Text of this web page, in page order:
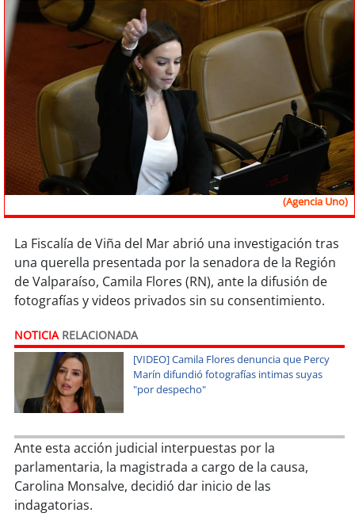
Economía
Deportes
Tecnología
Sostenibilidad
soy chile
soyiquique
soycalama
soycopiapó
soyvalparaíso
soyquillota
soysanantonio
soychillán
(Agencia Uno)
La Fiscalía de Viña del Mar abrió una investigación tras
una querella presentada por la senadora de la Región
de Valparaíso, Camila Flores (RN), ante la difusión de
fotografías y videos privados sin su consentimiento.
NOTICIARELACIONADA
[VIDEO] Camila Flores denuncia que Percy
Marín difundió fotografías intimas suyas
"por despecho"
Ante esta acción judicial interpuestas por la
parlamentaria, la magistrada a cargo de la causa,
Carolina Monsalve, decidió dar inicio de las
indagatorias.